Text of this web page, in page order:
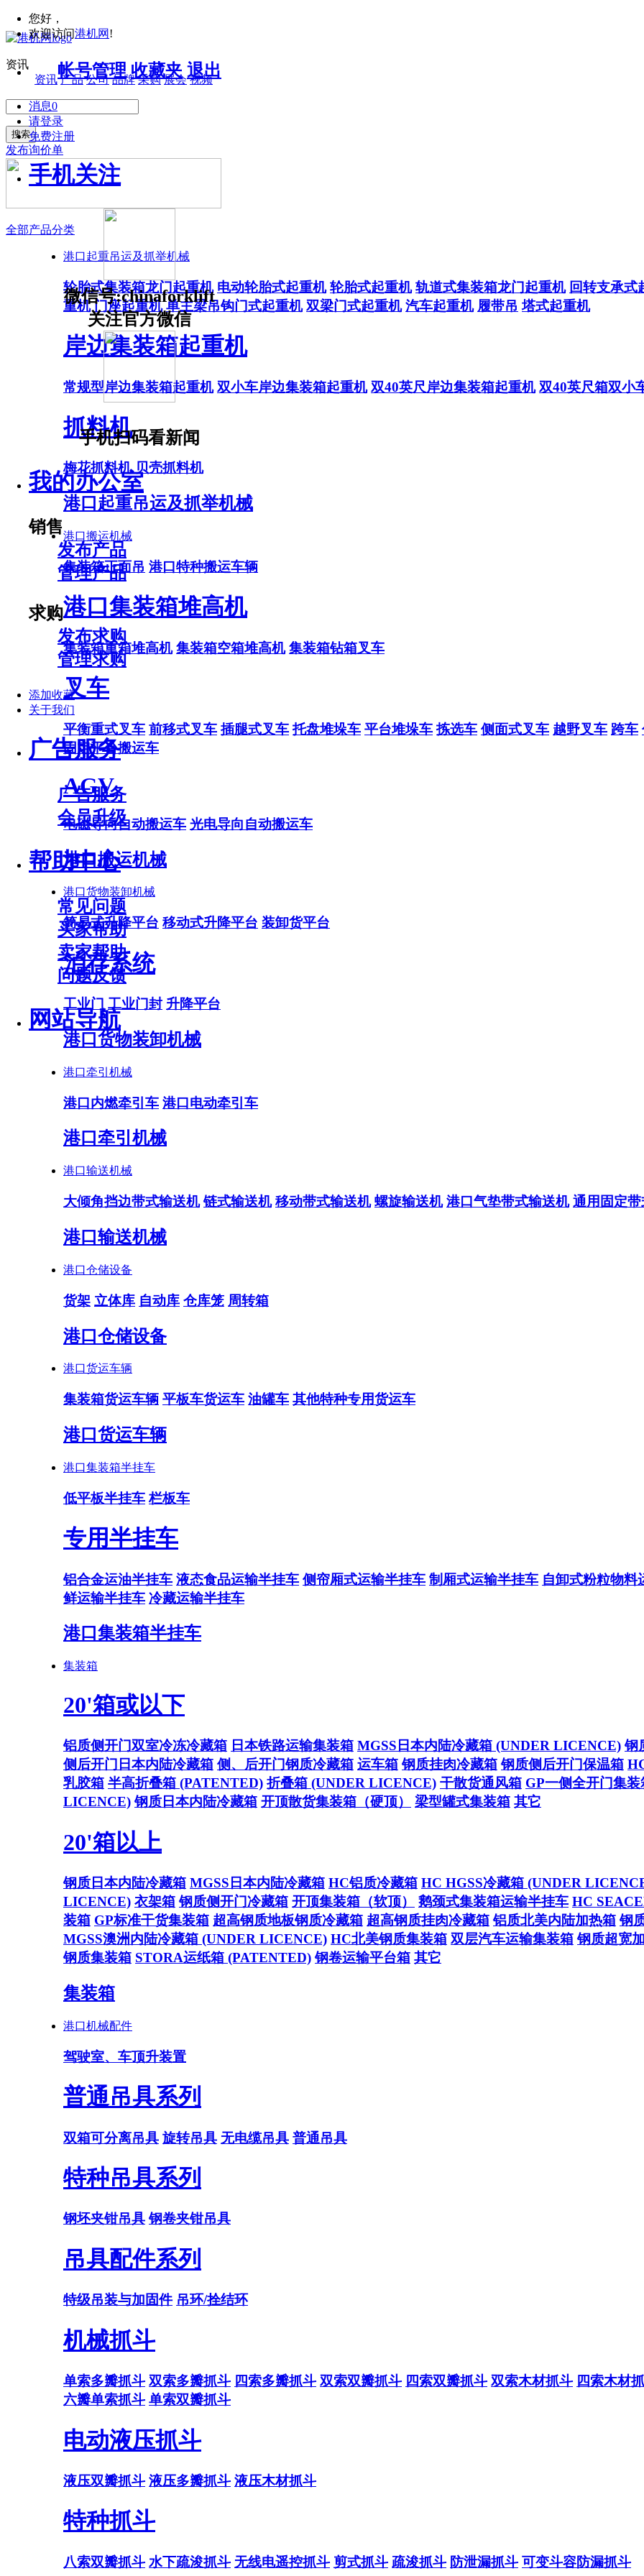
您好，
欢迎访问港机网 !
帐号管理 收藏夹 退出
消息0
请登录
免费注册
手机关注
微信号:chinaforklift
关注官方微信
手机扫码看新闻
我的办公室
销售
发布产品
管理产品
求购
发布求购
管理求购
添加收藏
关于我们
广告服务
广告服务
会员升级
帮助中心
常见问题
买家帮助
卖家帮助
问题反馈
网站导航
资讯
资讯 产品 公司 品牌 采购 展会 视频
搜索
发布询价单
全部产品分类
港口起重吊运及抓举机械
轮胎式集装箱龙门起重机 电动轮胎式起重机 轮胎式起重机 轨道式集装箱龙门起重机 回转支承式
重机 门座起重机 单主梁吊钩门式起重机 双梁门式起重机 汽车起重机 履带吊 塔式起重机
岸边集装箱起重机
常规型岸边集装箱起重机 双小车岸边集装箱起重机 双40英尺岸边集装箱起重机 双40英尺箱双小
抓料机
梅花抓料机 贝壳抓料机
港口起重吊运及抓举机械
港口搬运机械
集装箱正面吊 港口特种搬运车辆
港口集装箱堆高机
集装箱重箱堆高机 集装箱空箱堆高机 集装箱钻箱叉车
叉车
平衡重式叉车 前移式叉车 插腿式叉车 托盘堆垛车 平台堆垛车 拣选车 侧面式叉车 越野叉车 跨车
固定平台搬运车
AGV
电磁导向自动搬运车 光电导向自动搬运车
港口搬运机械
港口货物装卸机械
简易式升降平台 移动式升降平台 装卸货平台
泊存系统
工业门 工业门封 升降平台
港口货物装卸机械
港口牵引机械
港口内燃牵引车 港口电动牵引车
港口牵引机械
港口输送机械
大倾角挡边带式输送机 链式输送机 移动带式输送机 螺旋输送机 港口气垫带式输送机 通用固定
港口输送机械
港口仓储设备
货架 立体库 自动库 仓库笼 周转箱
港口仓储设备
港口货运车辆
集装箱货运车辆 平板车货运车 油罐车 其他特种专用货运车
港口货运车辆
港口集装箱半挂车
低平板半挂车 栏板车
专用半挂车
铝合金运油半挂车 液态食品运输半挂车 侧帘厢式运输半挂车 制厢式运输半挂车 自卸式粉粒物料
鲜运输半挂车 冷藏运输半挂车
港口集装箱半挂车
集装箱
20'箱或以下
铝质侧开门双室冷冻冷藏箱 日本铁路运输集装箱 MGSS日本内陆冷藏箱 (UNDER LICENCE) 钢
侧后开门日本内陆冷藏箱 侧、后开门钢质冷藏箱 运车箱 钢质挂肉冷藏箱 钢质侧后开门保温箱
乳胶箱 半高折叠箱 (PATENTED) 折叠箱 (UNDER LICENCE) 干散货通风箱 GP一侧全开门集装
LICENCE) 钢质日本内陆冷藏箱 开顶散货集装箱（硬顶） 梁型罐式集装箱 其它
20'箱以上
钢质日本内陆冷藏箱 MGSS日本内陆冷藏箱 HC铝质冷藏箱 HC HGSS冷藏箱 (UNDER
LICENCE) 衣架箱 钢质侧开门冷藏箱 开顶集装箱（软顶） 鹅颈式集装箱运输半挂车 HC
装箱 GP标准干货集装箱 超高钢质地板钢质冷藏箱 超高钢质挂肉冷藏箱 铝质北美内陆加热箱 钢
MGSS澳洲内陆冷藏箱 (UNDER LICENCE) HC北美钢质集装箱 双层汽车运输集装箱 钢质超宽
钢质集装箱 STORA运纸箱 (PATENTED) 钢卷运输平台箱 其它
集装箱
港口机械配件
驾驶室、车顶升装置
普通吊具系列
双箱可分离吊具 旋转吊具 无电缆吊具 普通吊具
特种吊具系列
钢坯夹钳吊具 钢卷夹钳吊具
吊具配件系列
特级吊装与加固件 吊环/拴结环
机械抓斗
单索多瓣抓斗 双索多瓣抓斗 四索多瓣抓斗 双索双瓣抓斗 四索双瓣抓斗 双索木材抓斗 四索木材
六瓣单索抓斗 单索双瓣抓斗
电动液压抓斗
液压双瓣抓斗 液压多瓣抓斗 液压木材抓斗
特种抓斗
八索双瓣抓斗 水下疏浚抓斗 无线电遥控抓斗 剪式抓斗 疏浚抓斗 防泄漏抓斗 可变斗容防漏抓斗